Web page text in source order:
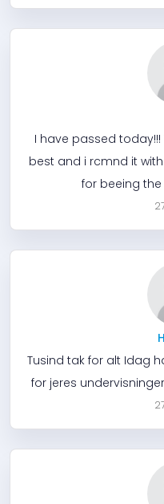
I have passed today!!!
best and i rcmnd it
for beeing the
Tusind tak for alt Idag
for jeres